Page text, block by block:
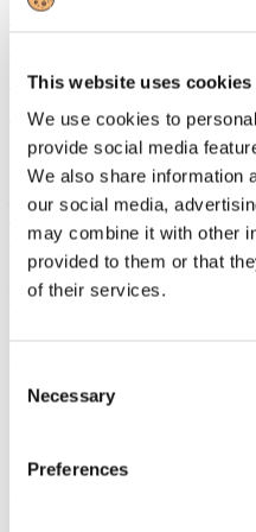
This website uses cookies
We use cookies to
provide social media
We also share information
our social media,
may combine it with other
provided to them or that
of their services.
Selection
Necessary
Preferences
Giornata
Nazionale del
Giovani.
La superficie della foresta
ad oggi è aumentata del 30%
calcio al giorno
Lucca, 21 marzo 2025
delle Foreste nel contesto della
italiani ed europei presenti
DG Assocarta.
La conferenza fa quest’anno
rappresenta il primo distretto
coesa, con il coinvolgimento di